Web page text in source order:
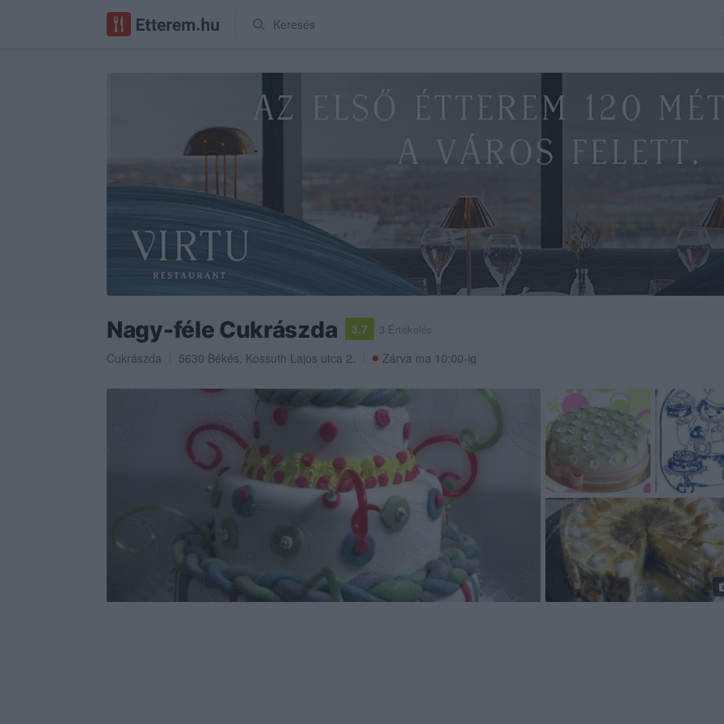
Keresés
Nagy-féle Cukrászda 3.7 3 Értékelés
Cukrászda 5630 Békés, Kossuth Lajos utca 2. Zárva ma 10:00-ig